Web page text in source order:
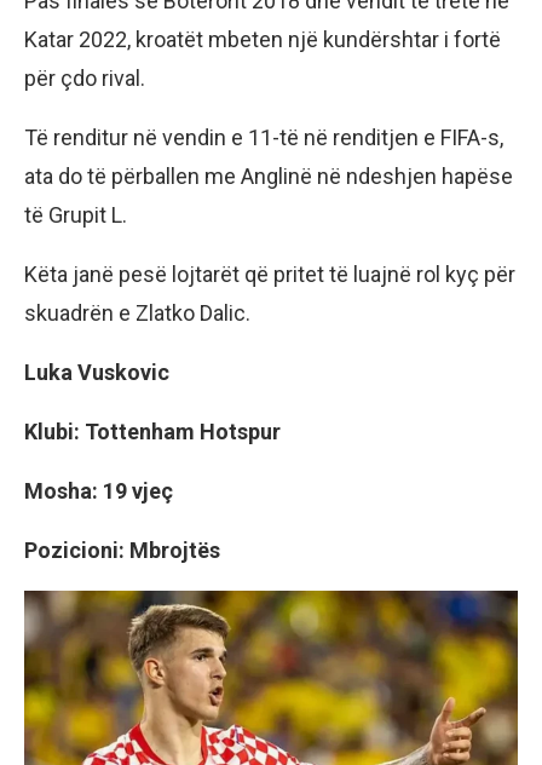
Katar 2022, kroatët mbeten një kundërshtar i fortë
për çdo rival.
Të renditur në vendin e 11-të në renditjen e FIFA-s,
ata do të përballen me Anglinë në ndeshjen hapëse
të Grupit L.
Këta janë pesë lojtarët që pritet të luajnë rol kyç për
skuadrën e Zlatko Dalic.
Luka Vuskovic
Klubi: Tottenham Hotspur
Mosha: 19 vjeç
Pozicioni: Mbrojtës